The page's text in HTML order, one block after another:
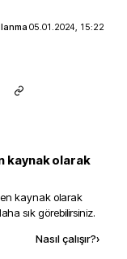
05.01.2024, 15:22
kaynak olarak
kaynak olarak
sık görebilirsiniz.
Nasıl çalışır?›